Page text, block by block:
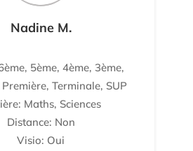
Nadine M.
5ème, 4ème, 3ème,
Première, Terminale, SUP
Maths, Sciences
Distance: Non
Visio: Oui